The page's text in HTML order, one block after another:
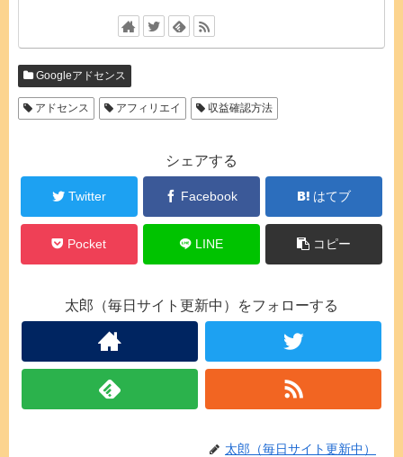
Googleアドセンス
アドセンス アフィリエイ 収益確認方法
シェアする
Twitter Facebook はてブ
Pocket LINE コピー
太郎（毎日サイト更新中）をフォローする
太郎（毎日サイト更新中）